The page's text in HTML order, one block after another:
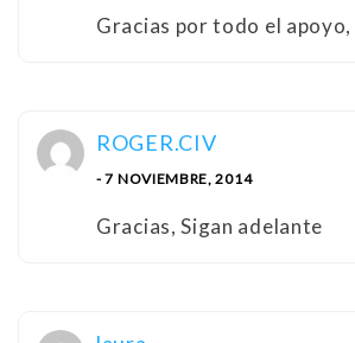
Gracias por todo el
ROGER.CIV
- 7 NOVIEMBRE, 2014
Gracias, Sigan adelante